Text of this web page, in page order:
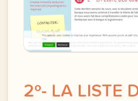
2º- LA LISTE